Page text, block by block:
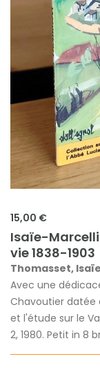
15,00 €
Isaïe-
vie 1838-1903
Thomasset,
Avec une
Chavoutier datée
et l'étude sur le
2, 1980. Petit in 8